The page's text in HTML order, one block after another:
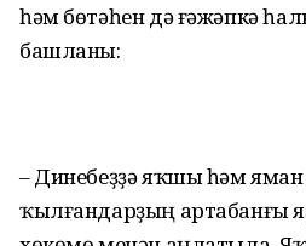
һәм бөтәһен дә ғәжәпкә
башланы:
– Динебеҙҙә яҡшы һәм
ҡылғандарҙың артабанғы